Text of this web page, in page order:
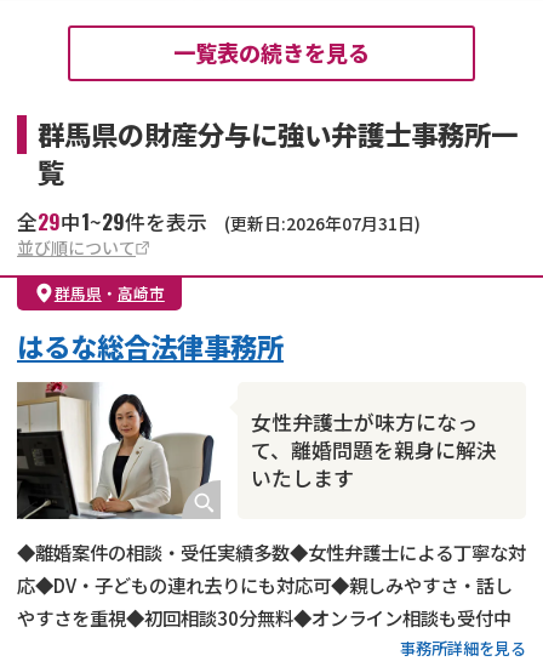
一覧表の続きを見る
群馬県の財産分与に強い弁護士事務所一
覧
全29中1~29件を表示
(更新日:2026年07月31日)
並び順について
群馬県 ・ 高崎市
女性弁護士が味方になっ
て、離婚問題を親身に解決
いたします
はるな総合法律事務所
◆離婚案件の相談・受任実績多数◆女性弁護士による丁寧な対
応◆DV・子どもの連れ去りにも対応可◆親しみやすさ・話し
やすさを重視◆初回相談30分無料◆オンライン相談も受付中
事務所詳細を見る